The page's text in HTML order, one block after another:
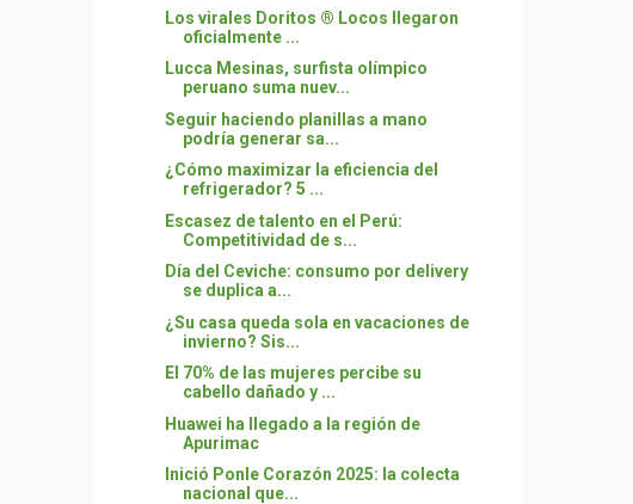
Los virales Doritos ® Locos llegaron
oficialmente ...
Lucca Mesinas, surfista olímpico
peruano suma nuev...
Seguir haciendo planillas a mano
podría generar sa...
¿Cómo maximizar la eficiencia del
refrigerador? 5 ...
Escasez de talento en el Perú:
Competitividad de s...
Día del Ceviche: consumo por delivery
se duplica a...
¿Su casa queda sola en vacaciones de
invierno? Sis...
El 70% de las mujeres percibe su
cabello dañado y ...
Huawei ha llegado a la región de
Apurimac
Inició Ponle Corazón 2025: la colecta
nacional que...